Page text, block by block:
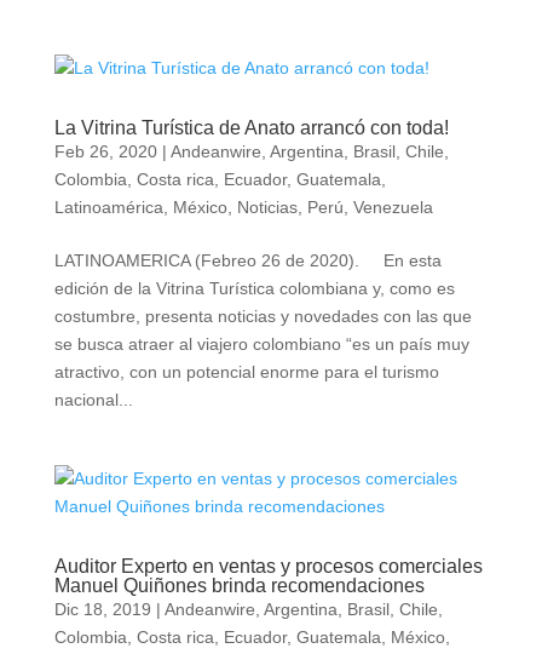
La Vitrina Turística de Anato arrancó con toda!
Feb 26, 2020| Andeanwire Argentina Brasil, Chile
Colombia Costa rica Ecuador, Guatemala
Latinoamérica
México, Noticias, Perú Venezuela
LATINOAMERICA (Febreo 26 de 2020). En esta
edición de la Vitrina Turística colombiana y, como es
costumbre, presenta noticias y novedades con las que
se busca atraer al viajero colombiano “es un país muy
atractivo, con un potencial enorme para el turismo
nacional...
Auditor Experto en ventas y procesos comerciales
Manuel Quiñones brinda recomendaciones
Dic 18, 2019 | Andeanwire Argentina Brasil, Chile
Colombia Costa rica Ecuador, Guatemala México,